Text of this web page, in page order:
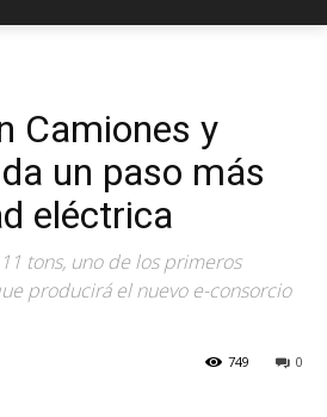
Camiones y
un paso más
eléctrica
tons, uno de los primeros
producirá el nuevo e-consorcio
0
749